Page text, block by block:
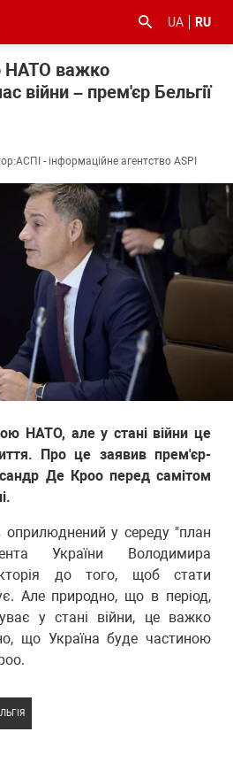
UA RU
НАТО важко
війни – прем'єр Бельгії
АСПІ - інформаційне агентство ASPI
НАТО, але у стані війни це
Про це заявив прем'єр-
Де Кроо перед самітом
у середу "план
України Володимира
до того, щоб стати
Але природно, що в період,
у стані війни, це важко
що Україна буде частиною
#Киев #коронавірус